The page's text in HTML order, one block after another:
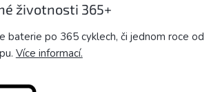
životnosti 365+
baterie po 365 cyklech, či jednom roce od
Více informací.